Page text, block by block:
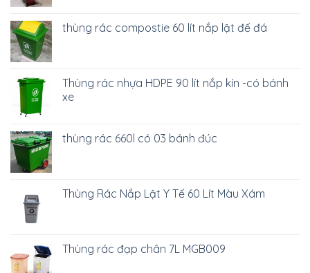
5 sao
thùng rác compostie 60 lít nắp lật đế đá
Thùng rác nhựa HDPE 90 lít nắp kín -có bánh
xe
thùng rác 660l có 03 bánh đúc
Thùng Rác Nắp Lật Y Tế 60 Lít Màu Xám
Thùng rác đạp chân 7L MGB009